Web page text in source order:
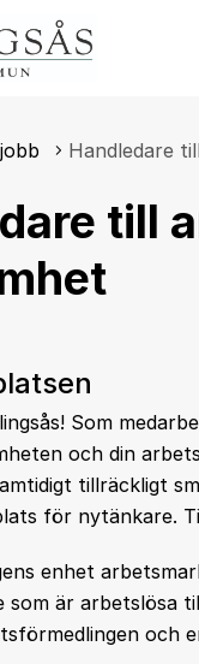
Handledare
till
Som
och din
tillräckligt
för nytänkare.
enhet
som är arbetslösa
och